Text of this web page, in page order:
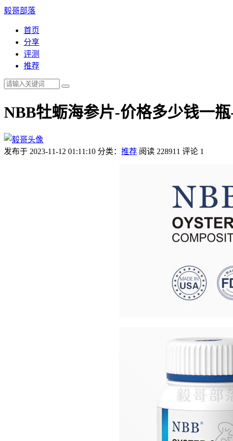
毅哥部落
首页
分享
评测
推荐
NBB牡蛎海参片-价格多少钱一
发布于 2023-11-12 01:11:10 分类： 推荐 阅读 228911 评论 1